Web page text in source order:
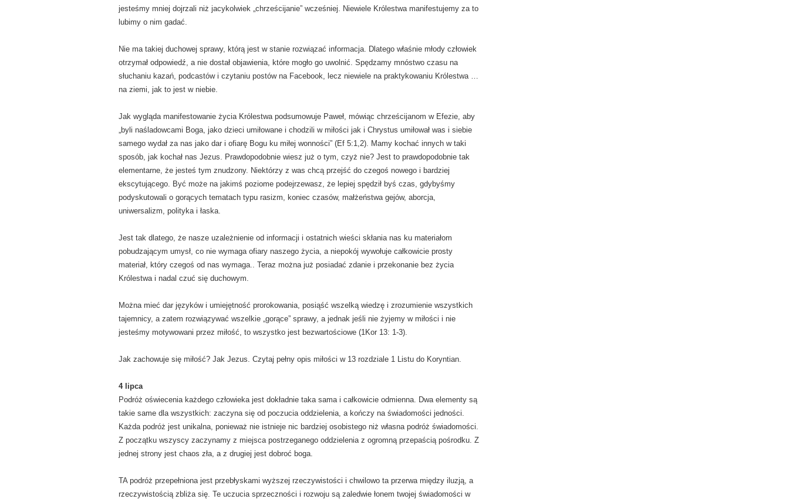
jesteśmy mniej dojrzali niż jacykolwiek „chrześcijanie” wcześniej. Niewiele Królestwa manifestujemy za to
lubimy o nim gadać.
Nie ma takiej duchowej sprawy, którą jest w stanie rozwiązać informacja. Dlatego właśnie młody człowiek
otrzymał odpowiedź, a nie dostał objawienia, które mogło go uwolnić. Spędzamy mnóstwo czasu na
słuchaniu kazań, podcastów i czytaniu postów na Facebook, lecz niewiele na praktykowaniu Królestwa …
na ziemi, jak to jest w niebie.
Jak wygląda manifestowanie życia Królestwa podsumowuje Paweł, mówiąc chrześcijanom w Efezie, aby
„byli naśladowcami Boga, jako dzieci umiłowane i chodzili w miłości jak i Chrystus umiłował was i siebie
samego wydał za nas jako dar i ofiarę Bogu ku miłej wonności” (Ef 5:1,2). Mamy kochać innych w taki
sposób, jak kochał nas Jezus. Prawdopodobnie wiesz już o tym, czyż nie? Jest to prawdopodobnie tak
elementarne, że jesteś tym znudzony. Niektórzy z was chcą przejść do czegoś nowego i bardziej
ekscytującego. Być może na jakimś poziome podejrzewasz, że lepiej spędził byś czas, gdybyśmy
podyskutowali o gorących tematach typu rasizm, koniec czasów, małżeństwa gejów, aborcja,
uniwersalizm, polityka i łaska.
Jest tak dlatego, że nasze uzależnienie od informacji i ostatnich wieści skłania nas ku materiałom
pobudzającym umysł, co nie wymaga ofiary naszego życia, a niepokój wywołuje całkowicie prosty
materiał, który czegoś od nas wymaga.. Teraz można już posiadać zdanie i przekonanie bez życia
Królestwa i nadal czuć się duchowym.
Można mieć dar języków i umiejętność prorokowania, posiąść wszelką wiedzę i zrozumienie wszystkich
tajemnicy, a zatem rozwiązywać wszelkie „gorące” sprawy, a jednak jeśli nie żyjemy w miłości i nie
jesteśmy motywowani przez miłość, to wszystko jest bezwartościowe (1Kor 13: 1-3).
Jak zachowuje się miłość? Jak Jezus. Czytaj pełny opis miłości w 13 rozdziale 1 Listu do Koryntian.
4 lipca
Podróż oświecenia każdego człowieka jest dokładnie taka sama i całkowicie odmienna. Dwa elementy są
takie same dla wszystkich: zaczyna się od poczucia oddzielenia, a kończy na świadomości jedności.
Każda podróż jest unikalna, ponieważ nie istnieje nic bardziej osobistego niż własna podróż świadomości.
Z początku wszyscy zaczynamy z miejsca postrzeganego oddzielenia z ogromną przepaścią pośrodku. Z
jednej strony jest chaos zła, a z drugiej jest dobroć boga.
TA podróż przepełniona jest przebłyskami wyższej rzeczywistości i chwilowo ta przerwa między iluzją, a
rzeczywistością zbliża się. Te uczucia sprzeczności i rozwoju są zaledwie łonem twojej świadomości w